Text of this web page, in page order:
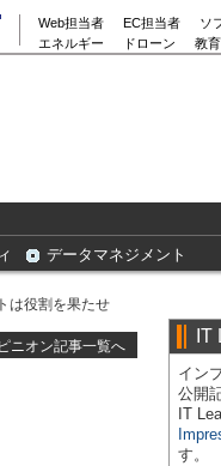
Web担当者 EC担当者
ソ
エネルギー
ドローン 教
データマネジメント
は役割を果たせ
ニオン記事一覧へ
IT
イン
公開
IT
す。